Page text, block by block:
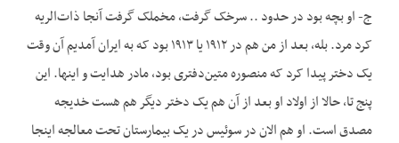
ج- او بچه بود در حدود .. سرخک گرفت، مخملک گرفت آنجا ذات‌الریه
کرد مرد. بله، بعد از من هم در ۱۹۱۲ یا ۱۹۱۳ بود که به ایران آمدیم آن وقت
یک دختر پیدا کرد که منصوره متین‌دفتری بود، مادر هدایت و اینها. این
پنج تا، حالا از اولاد او بعد از آن هم یک دختر دیگر هم هست خديجه
مصدق است. او هم الان در سوئیس در یک بیمارستان تحت معالجه اینجا